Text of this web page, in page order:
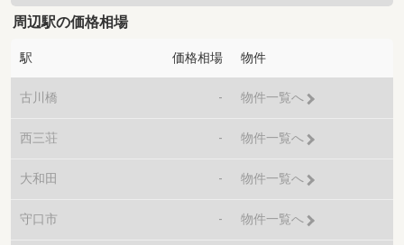
周辺駅の価格相場
駅 価格相場 物件
古川橋 - 物件一覧へ
西三荘 - 物件一覧へ
大和田 - 物件一覧へ
守口市 - 物件一覧へ